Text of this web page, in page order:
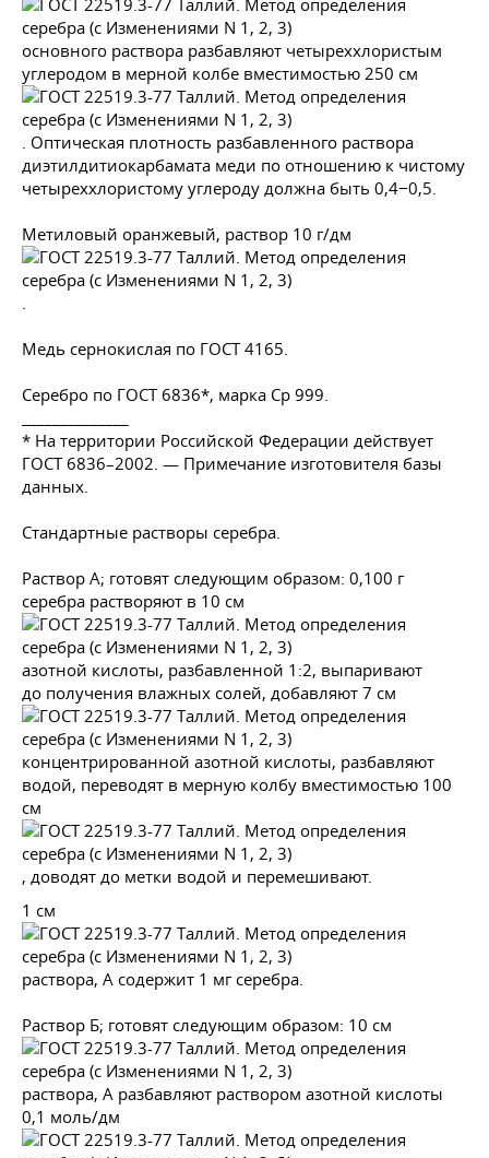
основного раствора разбавляют четыреххлористым
углеродом в мерной колбе вместимостью 250 см
. Оптическая плотность разбавленного раствора
диэтилдитиокарбамата меди по отношению к чистому
четыреххлористому углероду должна быть 0,4−0,5.
Метиловый оранжевый, раствор 10 г/дм
.
Медь сернокислая по ГОСТ 4165.
Серебро по ГОСТ 6836*, марка Ср 999.
* На территории Российской Федерации действует
ГОСТ 6836–2002. — Примечание изготовителя базы
данных.
Стандартные растворы серебра.
Раствор А; готовят следующим образом: 0,100 г
серебра растворяют в 10 см
азотной кислоты, разбавленной 1:2, выпаривают
до получения влажных солей, добавляют 7 см
концентрированной азотной кислоты, разбавляют
водой, переводят в мерную колбу вместимостью 100
см
, доводят до метки водой и перемешивают.
1 см
раствора, А содержит 1 мг серебра.
Раствор Б; готовят следующим образом: 10 см
раствора, А разбавляют раствором азотной кислоты
0,1 моль/дм